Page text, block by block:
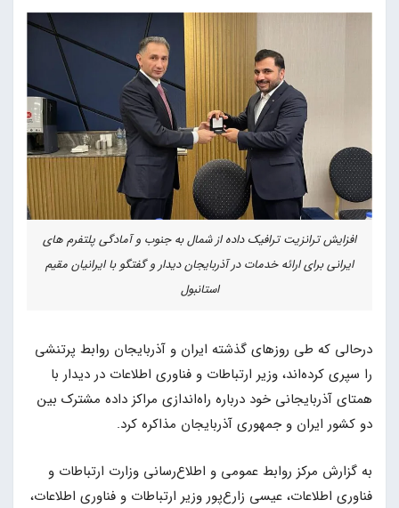
افزایش ترانزیت ترافیک داده از شمال به جنوب و آمادگی پلتفرم های
ایرانی برای ارائه خدمات در آذربایجان دیدار و گفتگو با ایرانیان مقیم
استانبول
درحالی که طی روزهای گذشته ایران و آذربایجان روابط پرتنشی
را سپری کرده‌اند، وزیر ارتباطات و فناوری اطلاعات در دیدار با
همتای آذربایجانی خود درباره راه‌اندازی مراکز داده مشترک بین
دو کشور ایران و جمهوری آذربایجان مذاکره کرد.
به گزارش مرکز روابط عمومی و اطلاع‌رسانی وزارت ارتباطات و
فناوری اطلاعات، عیسی زارع‌پور وزیر ارتباطات و فناوری اطلاعات،